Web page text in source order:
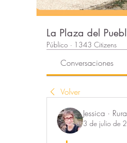
La Plaza del
Público · 1343 Citizens
Conversaciones
Volver
Jessica ·
3 de julio de